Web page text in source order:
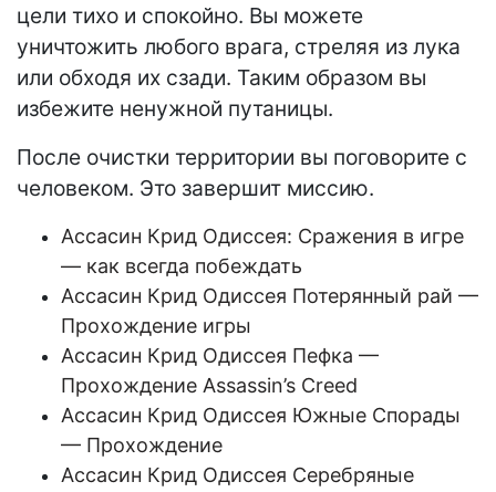
цели тихо и спокойно. Вы можете
уничтожить любого врага, стреляя из лука
или обходя их сзади. Таким образом вы
избежите ненужной путаницы.
После очистки территории вы поговорите с
человеком. Это завершит миссию.
Aссасин Крид Одиссея: Сражения в игре
— как всегда побеждать
Aссасин Крид Одиссея Потерянный рай —
Прохождение игры
Aссасин Крид Одиссея Пефка —
Прохождение Assassin’s Creed
Aссасин Крид Одиссея Южные Спорады
— Прохождение
Aссасин Крид Одиссея Серебряные